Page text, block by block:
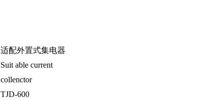
适配外置式集电器
Suit able current
collenctor
TJD-600